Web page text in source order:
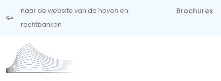
Overslaan en naar de inhoud gaan
naar de website van de hoven en
rechtbanken
Brochures